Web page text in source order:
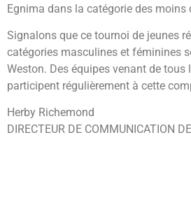
Egnima dans la catégorie des moins
Signalons que ce tournoi de jeunes
catégories masculines et féminines
Weston. Des équipes venant de tous
participent régulièrement à cette
Herby Richemond
DIRECTEUR DE COMMUNICATION